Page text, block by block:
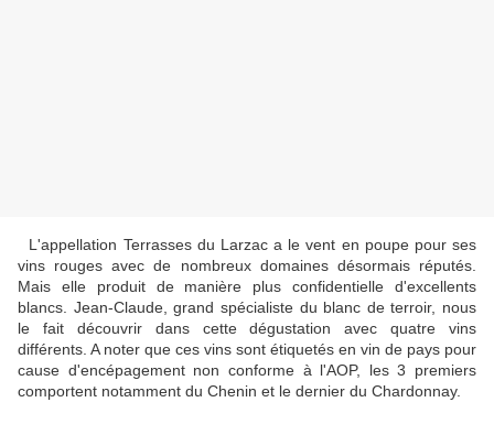
L'appellation Terrasses du Larzac a le vent en poupe pour ses
vins rouges avec de nombreux domaines désormais réputés.
Mais elle produit de manière plus confidentielle d'excellents
blancs. Jean-Claude, grand spécialiste du blanc de terroir, nous
le fait découvrir dans cette dégustation avec quatre vins
différents. A noter que ces vins sont étiquetés en vin de pays pour
cause d'encépagement non conforme à l'AOP, les 3 premiers
comportent notamment du Chenin et le dernier du Chardonnay.